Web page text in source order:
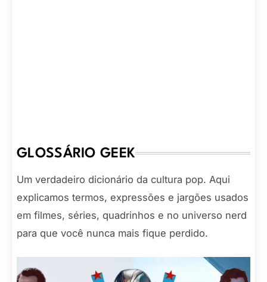
GLOSSÁRIO GEEK
Um verdadeiro dicionário da cultura pop. Aqui
explicamos termos, expressões e jargões usados
em filmes, séries, quadrinhos e no universo nerd
para que você nunca mais fique perdido.